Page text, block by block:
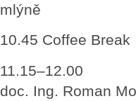
mlýně
10.45 Coffee Break
11.15–12.00
doc. Ing. Roman